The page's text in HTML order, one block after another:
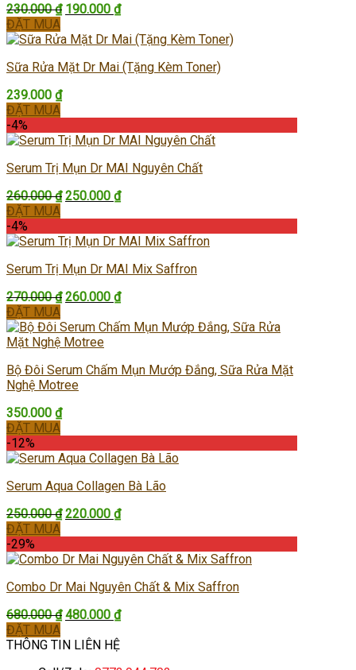
230.000₫ Giá
là:
190.000 ₫Giá
tại
190.000 ₫.
ĐẶT MUA
Sữa Rửa Mặt Dr Mai (Tặng Kèm Toner)
239.000 ₫
ĐẶT MUA
-4%
Serum Trị Mụn Dr MAI Nguyên Chất
260.000₫ Giá
260.000 ₫.
250.000 ₫Giá
là:
ĐẶT MUA
-4%
Serum Trị Mụn Dr MAI Mix Saffron
270.000₫ Giá
là:
270.000 ₫.
260.000 ₫Giá
tại
ĐẶT MUA
Bộ Đôi Serum Chấm Mụn Mướp Đắng, Sữa Rửa Mặt
Nghệ Motree
350.000 ₫
ĐẶT MUA
-12%
Serum Aqua Collagen Bà Lão
250.000₫ Giá
250.000 ₫.
220.000 ₫Giá
là:
ĐẶT MUA
-29%
Combo Dr Mai Nguyên Chất & Mix Saffron
680.000₫ Giá
là:
480.000 ₫Giá
ĐẶT MUA
THÔNG TIN LIÊN HỆ